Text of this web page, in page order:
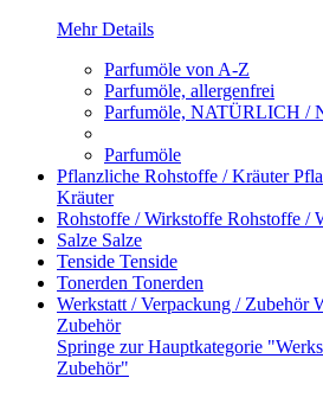
Mehr Details
Parfumöle von A-Z
Parfumöle, allergenfrei
Parfumöle, NATÜRLICH /
Parfumöle
Pflanzliche Rohstoffe / Kräuter
Kräuter
Rohstoffe / Wirkstoffe Rohstoffe /
Salze Salze
Tenside Tenside
Tonerden Tonerden
Werkstatt / Verpackung / Zubehör
Zubehör
Springe zur Hauptkategorie
Zubehör"